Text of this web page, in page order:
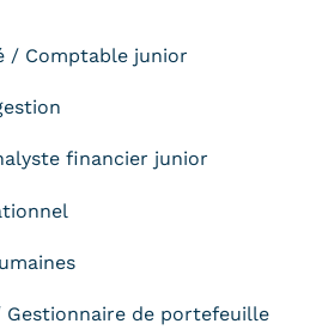
/ Comptable junior
financier junior
de portefeuille